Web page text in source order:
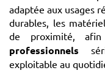
adaptée aux usages
durables, les
de proximité,
professionnels
exploitable au